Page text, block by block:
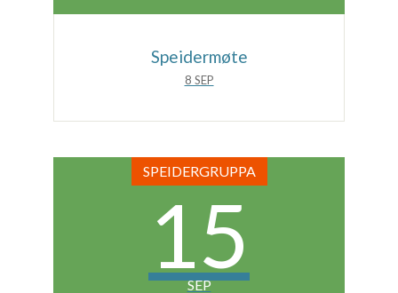
Speidermøte
8 SEP
SPEIDERGRUPPA
15
SEP